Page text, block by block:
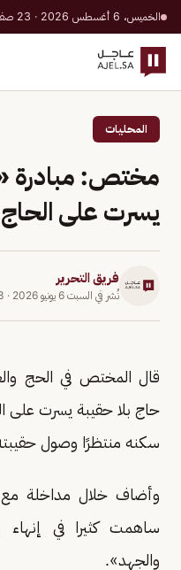
الخميس، 6 أغسطس 2026 · 23 صفر 1448 هـ
المحليات
مختص: مبادرة
يسرت على
فريق التحرير
نُشر في السبت 6 يونيو 2026 ·
قال المختص في الحج
حاج بلا حقيبة يسرت على
سكنه منتظرًا وصول
وأضاف خلال مداخلة مع
ساهمت كثيرا في إنهاء
والجهد».